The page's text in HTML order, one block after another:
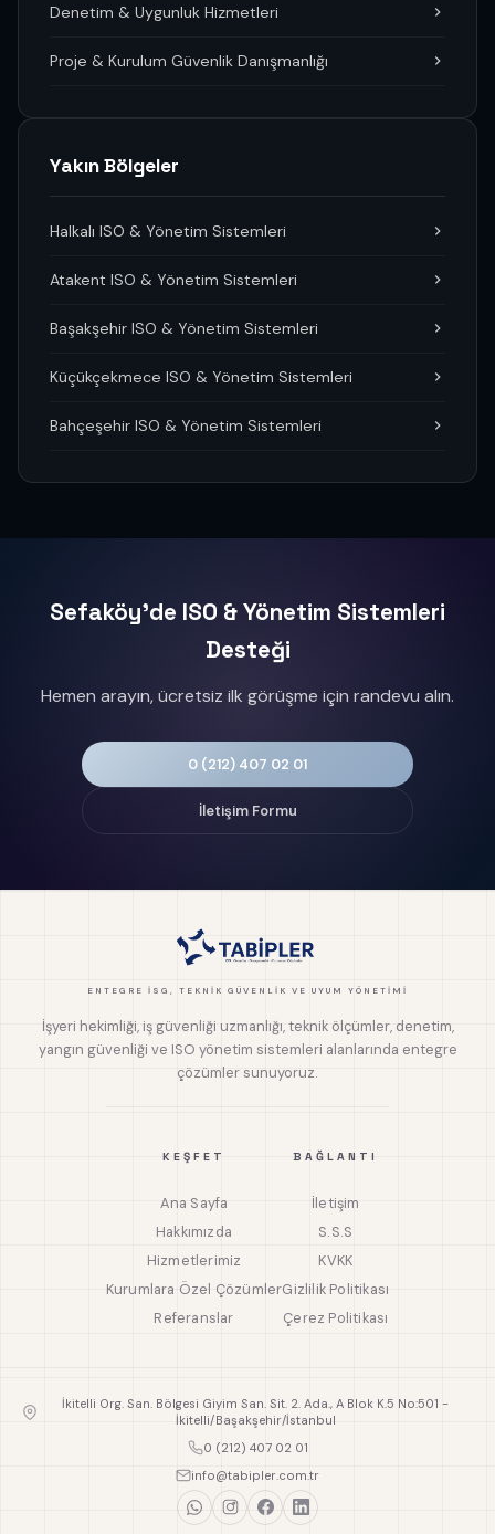
Denetim & Uygunluk Hizmetleri
Proje & Kurulum Güvenlik Danışmanlığı
Yakın Bölgeler
Halkalı ISO & Yönetim Sistemleri
Atakent ISO & Yönetim Sistemleri
Başakşehir ISO & Yönetim Sistemleri
Küçükçekmece ISO & Yönetim Sistemleri
Bahçeşehir ISO & Yönetim Sistemleri
Sefaköy'de ISO & Yönetim Sistemleri
Desteği
Hemen arayın, ücretsiz ilk görüşme için randevu alın.
0 (212) 407 02 01
İletişim Formu
ENTEGRE İSG, TEKNIK GÜVENLIK VE UYUM YÖNETIMI
İşyeri hekimliği, iş güvenliği uzmanlığı, teknik ölçümler, denetim,
yangın güvenliği ve ISO yönetim sistemleri alanlarında entegre
çözümler sunuyoruz.
KEŞFET
Ana Sayfa
Hakkımızda
Hizmetlerimiz
Kurumlara Özel Çözümler
Referanslar
BAĞLANTI
İletişim
S.S.S
KVKK
Gizlilik Politikası
Çerez Politikası
İkitelli Org. San. Bölgesi Giyim San. Sit. 2. Ada., A Blok K.5 No:501 -
İkitelli/Başakşehir/İstanbul
0 (212) 407 02 01
info@tabipler.com.tr